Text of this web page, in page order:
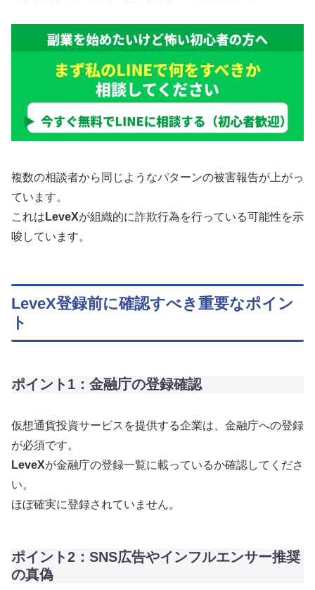
複数の相談者から同じようなパターンの被害報告が上がっ
ています。
これは LeveXが組織的に詐欺行為を行っている可能性を示
唆しています。
LeveX登録前に確認すべき重要なポイン
ト
ポイント1：金融庁の登録確認
仮想通貨投資サービスを提供する企業は、金融庁への登録
が必須です。
LeveXが金融庁の登録一覧に載っているか確認してくださ
い。
ほぼ確実に登録されていません。
ポイント2：SNS広告やインフルエンサー推奨
の真偽